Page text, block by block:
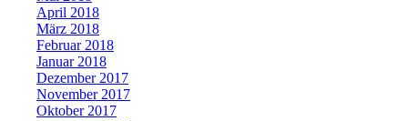
April 2018
März 2018
Februar 2018
Januar 2018
Dezember 2017
November 2017
Oktober 2017